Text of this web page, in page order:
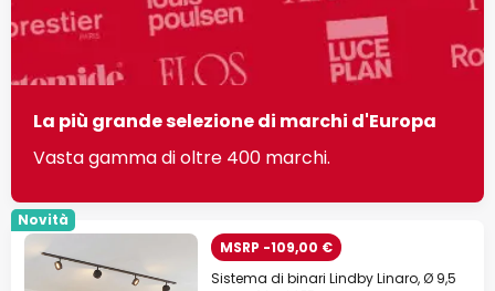
La più grande selezione di marchi d'Europa
Vasta gamma di oltre 400 marchi.
Novità
MSRP -109,00 €
Sistema di binari Lindby Linaro, Ø 9,5